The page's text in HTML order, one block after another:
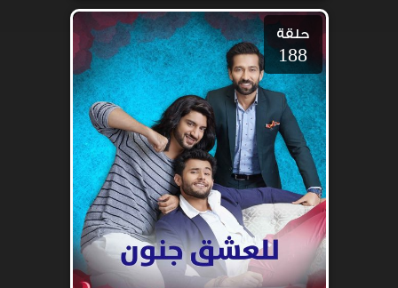
حلقة
188